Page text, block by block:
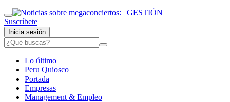
Suscríbete
Inicia sesión
Lo último
Peru Quiosco
Portada
Empresas
Management & Empleo